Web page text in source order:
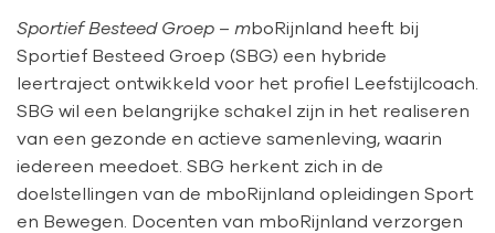
Sportief Besteed Groep – mboRijnland heeft bij
Sportief Besteed Groep (SBG) een hybride
leertraject ontwikkeld voor het profiel Leefstijlcoach.
SBG wil een belangrijke schakel zijn in het realiseren
van een gezonde en actieve samenleving, waarin
iedereen meedoet. SBG herkent zich in de
doelstellingen van de mboRijnland opleidingen Sport
en Bewegen. Docenten van mboRijnland verzorgen